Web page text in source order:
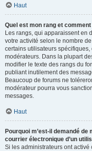
Haut
Quel est mon rang et
Les rangs, qui apparaissent en
votre activité selon le nombre
certains utilisateurs
modérateurs. Dans la plupart
modifier le texte des rangs du
publiant inutilement des
Beaucoup de forums ne
modérateur pourra vous
messages.
Haut
Pourquoi m’est-il demandé
courrier électronique d’un
Si les administrateurs ont